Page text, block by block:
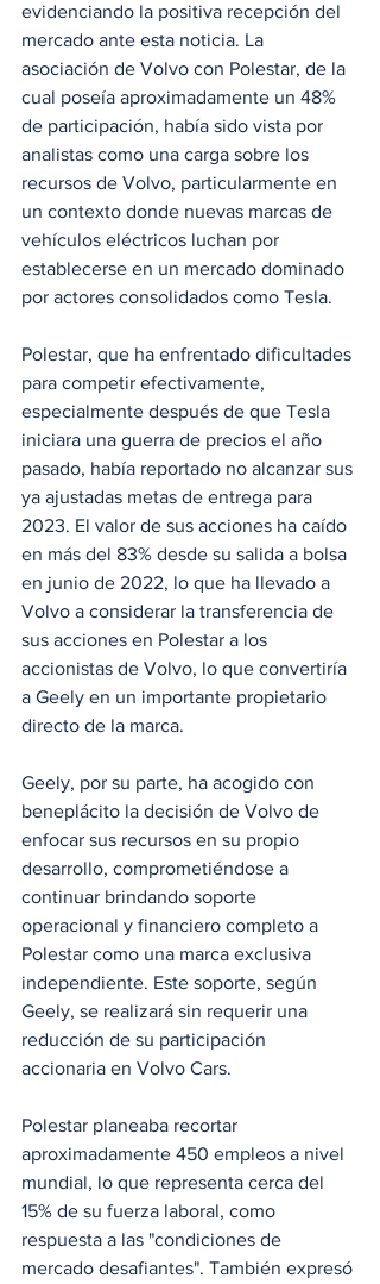
evidenciando la positiva recepción del
mercado ante esta noticia. La
asociación de Volvo con Polestar, de la
cual poseía aproximadamente un 48%
de participación, había sido vista por
analistas como una carga sobre los
recursos de Volvo, particularmente en
un contexto donde nuevas marcas de
vehículos eléctricos luchan por
establecerse en un mercado dominado
por actores consolidados como Tesla.
Polestar, que ha enfrentado dificultades
para competir efectivamente,
especialmente después de que Tesla
iniciara una guerra de precios el año
pasado, había reportado no alcanzar sus
ya ajustadas metas de entrega para
2023. El valor de sus acciones ha caído
en más del 83% desde su salida a bolsa
en junio de 2022, lo que ha llevado a
Volvo a considerar la transferencia de
sus acciones en Polestar a los
accionistas de Volvo, lo que convertiría
a Geely en un importante propietario
directo de la marca.
Geely, por su parte, ha acogido con
beneplácito la decisión de Volvo de
enfocar sus recursos en su propio
desarrollo, comprometiéndose a
continuar brindando soporte
operacional y financiero completo a
Polestar como una marca exclusiva
independiente. Este soporte, según
Geely, se realizará sin requerir una
reducción de su participación
accionaria en Volvo Cars.
Polestar planeaba recortar
aproximadamente 450 empleos a nivel
mundial, lo que representa cerca del
15% de su fuerza laboral, como
respuesta a las "condiciones de
mercado desafiantes". También expresó